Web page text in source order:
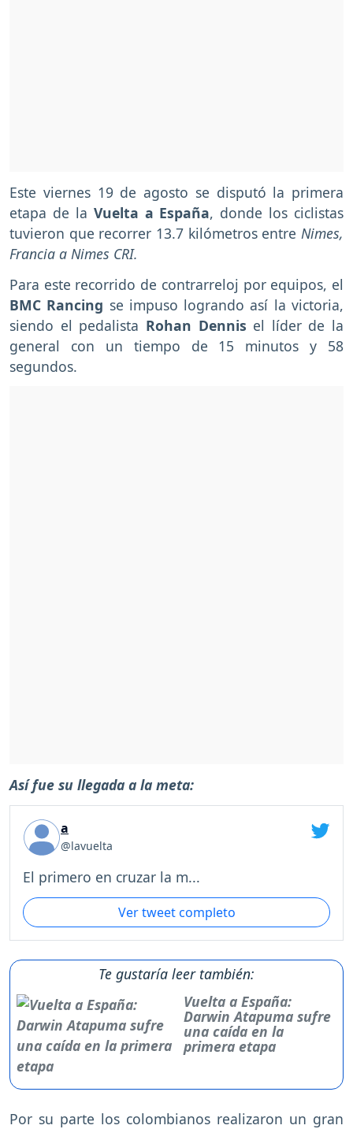
Este viernes 19 de agosto se disputó la primera
etapa de la Vuelta a España, donde los ciclistas
tuvieron que recorrer 13.7 kilómetros entre Nimes,
Francia a Nimes CRI.
Para este recorrido de contrarreloj por equipos, el
BMC Rancing se impuso logrando así la victoria,
siendo el pedalista Rohan Dennis el líder de la
general con un tiempo de 15 minutos y 58
segundos.
Así fue su llegada a la meta:
a
@lavuelta
El primero en cruzar la m...
Ver tweet completo
Te gustaría leer también:
Vuelta a España:
Darwin Atapuma sufre
una caída en la
primera etapa
Por su parte los colombianos realizaron un gran